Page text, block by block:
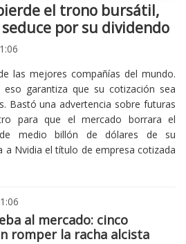
el trono bursátil,
por su dividendo
las mejores compañías del mundo.
eso garantiza que su cotización sea
Bastó una advertencia sobre futuras
para que el mercado borrara el
medio billón de dólares de su
a Nvidia el título de empresa cotizada
al mercado: cinco
romper la racha alcista